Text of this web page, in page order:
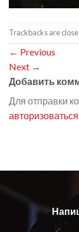
Trackbacks are
← Previous
Next →
Добавить
Для отправки
авторизоваться